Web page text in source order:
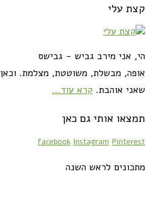
קצת עלי
הי, אני מירב גביש - גבישס
אופה, מבשלת, משוטטת, מצלמת.
שאני אוהבת. קרא עוד...
תמצאו אותי גם כאן
Facebook Instagram Pinterest
מתכונים לראש השנה